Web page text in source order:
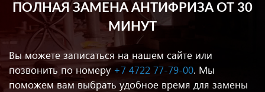
ПОЛНАЯ ЗАМЕНА АНТИФРИЗА ОТ 30
МИНУТ
Вы можете записаться на нашем сайте или
позвонить по номеру +7 4722 77-79-00. Мы
поможем вам выбрать удобное время для замены